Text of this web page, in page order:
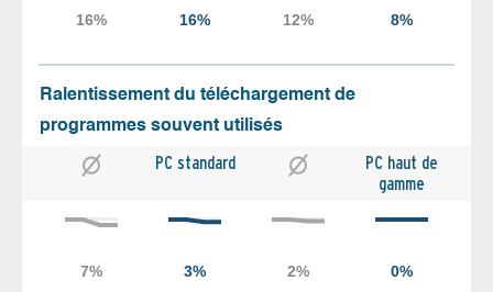
Ralentissement du téléchargement de
programmes souvent utilisés
PC standard
PC haut de
gamme